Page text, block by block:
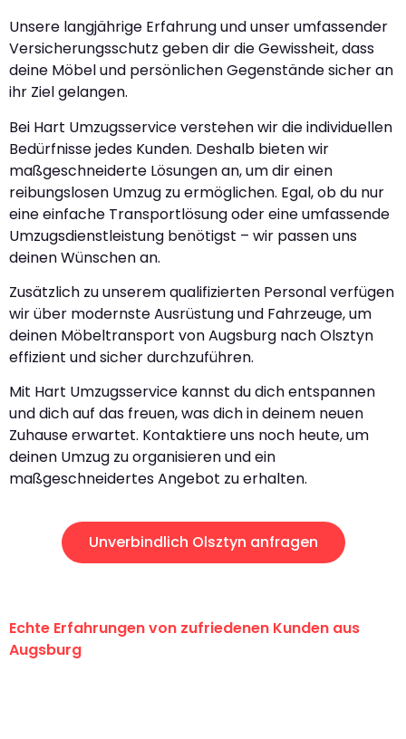
Unsere langjährige Erfahrung und unser umfassender
Versicherungsschutz geben dir die Gewissheit, dass
deine Möbel und persönlichen Gegenstände sicher an
ihr Ziel gelangen.
Bei Hart Umzugsservice verstehen wir die individuellen
Bedürfnisse jedes Kunden. Deshalb bieten wir
maßgeschneiderte Lösungen an, um dir einen
reibungslosen Umzug zu ermöglichen. Egal, ob du nur
eine einfache Transportlösung oder eine umfassende
Umzugsdienstleistung benötigst – wir passen uns
deinen Wünschen an.
Zusätzlich zu unserem qualifizierten Personal verfügen
wir über modernste Ausrüstung und Fahrzeuge, um
deinen Möbeltransport von Augsburg nach Olsztyn
effizient und sicher durchzuführen.
Mit Hart Umzugsservice kannst du dich entspannen
und dich auf das freuen, was dich in deinem neuen
Zuhause erwartet. Kontaktiere uns noch heute, um
deinen Umzug zu organisieren und ein
maßgeschneidertes Angebot zu erhalten.
Unverbindlich Olsztyn anfragen
Echte Erfahrungen von zufriedenen Kunden aus
Augsburg